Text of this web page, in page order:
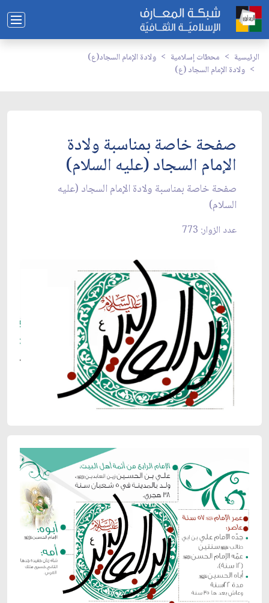
الرئيسية محطات إسلامية
ولادة الإمام السجاد(ع)
ولادة الإمام السجاد (ع)
صفحة خاصة بمناسبة ولادة
الإمام السجاد (عليه السلام)
صفحة خاصة بمناسبة ولادة الإمام السجاد (عليه
السلام)
عدد الزوار: 773